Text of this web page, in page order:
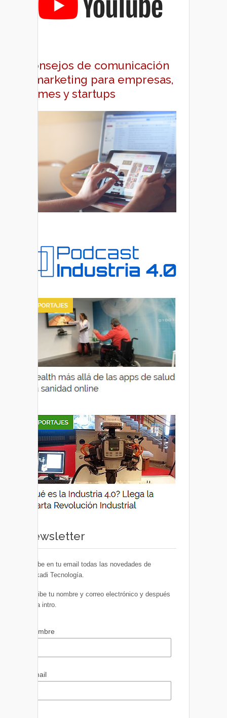
Consejos de comunicación
y marketing para empresas,
pymes y startups
Newsletter
Recibe en tu email todas las novedades de
Euskadi Tecnología.
Escribe tu nombre y correo electrónico y después
pulsa intro.
Nombre
Email